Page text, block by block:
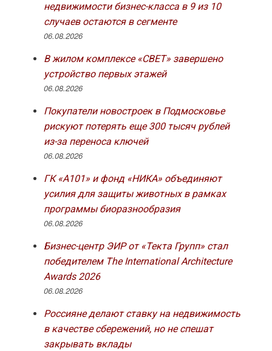
недвижимости бизнес-класса в 9 из 10
случаев остаются в сегменте
06.08.2026
В жилом комплексе «СВЕТ» завершено
устройство первых этажей
06.08.2026
Покупатели новостроек в Подмосковье
рискуют потерять еще 300 тысяч рублей
из-за переноса ключей
06.08.2026
ГК «А101» и фонд «НИКА» объединяют
усилия для защиты животных в рамках
программы биоразнообразия
06.08.2026
Бизнес-центр ЭИР от «Текта Групп» стал
победителем The International Architecture
Awards 2026
06.08.2026
Россияне делают ставку на недвижимость
в качестве сбережений, но не спешат
закрывать вклады